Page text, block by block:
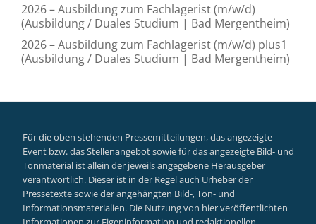
2026 – Ausbildung zum Fachlagerist (m/w/d)
(Ausbildung / Duales Studium | Bad Mergentheim)
2026 – Ausbildung zum Fachlagerist (m/w/d) plus1
(Ausbildung / Duales Studium | Bad Mergentheim)
Für die oben stehenden Pressemitteilungen, das angezeigte
Event bzw. das Stellenangebot sowie für das angezeigte Bild- und
Tonmaterial ist allein der jeweils angegebene Herausgeber
verantwortlich. Dieser ist in der Regel auch Urheber der
Pressetexte sowie der angehängten Bild-, Ton- und
Informationsmaterialien. Die Nutzung von hier veröffentlichten